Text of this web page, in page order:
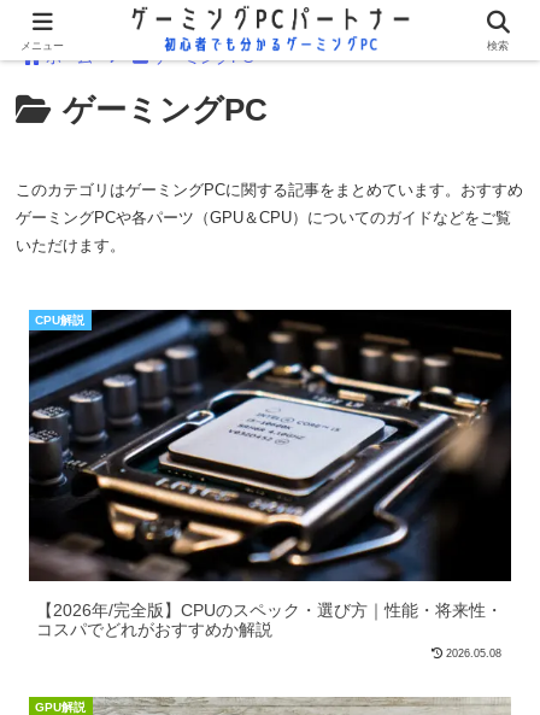
ホーム ゲーミングPC
ゲーミングPC
このカテゴリはゲーミングPCに関する記事をまとめています。おすすめ
ゲーミングPCや各パーツ（GPU＆CPU）についてのガイドなどをご覧
いただけます。
CPU解説
【2026年/完全版】CPUのスペック・選び方｜性能・将来性・
コスパでどれがおすすめか解説
2026.05.08
GPU解説
メニュー 検索